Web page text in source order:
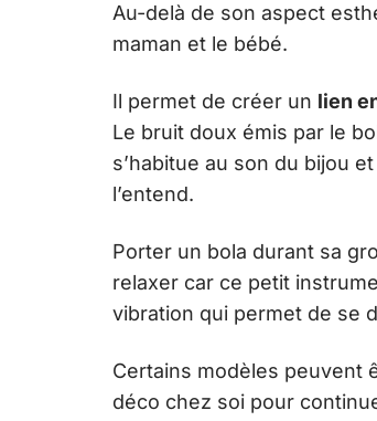
Au-delà de son aspect
maman et le bébé.
Il permet de créer un lien
Le bruit doux émis par le
s’habitue au son du bijou
l’entend.
Porter un bola durant sa
relaxer car ce petit
vibration qui permet de se
Certains modèles peuvent
profiter des bienfaits du